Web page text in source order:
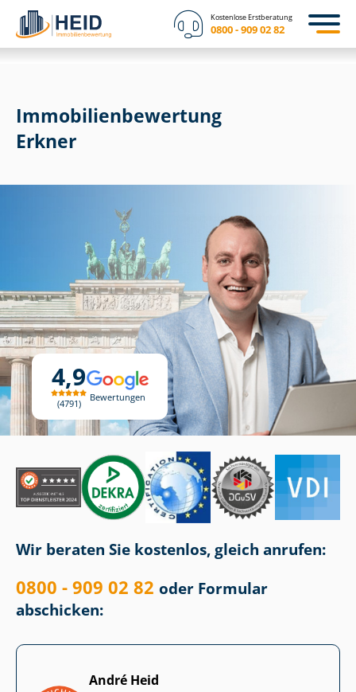
Kostenlose Erstberatung
0800 - 909 02 82
4,9
4791
Bewertungen
Immobilien­bewertung
Erkner
Wir beraten Sie kostenlos, gleich anrufen:
0800 - 909 02 82 oder Formular
abschicken:
André Heid